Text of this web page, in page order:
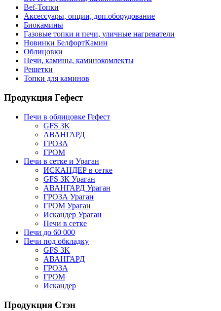
Bef-Топки
Аксессуары, опции, доп.оборудование
Биокамины
Газовые топки и печи, уличные нагреватели
Новинки БелфортКамин
Облицовки
Печи, камины, каминокомлекты
Решетки
Топки для каминов
Продукция Гефест
Печи в облицовке Гефест
GFS 3K
АВАНГАРД
ГРОЗА
ГРОМ
Печи в сетке и Ураган
ИСКАНДЕР в сетке
GFS ЗК Ураган
АВАНГАРД Ураган
ГРОЗА Ураган
ГРОМ Ураган
Искандер Ураган
Печи в сетке
Печи до 60 000
Печи под обкладку
GFS 3K
АВАНГАРД
ГРОЗА
ГРОМ
Искандер
Продукция Стэн